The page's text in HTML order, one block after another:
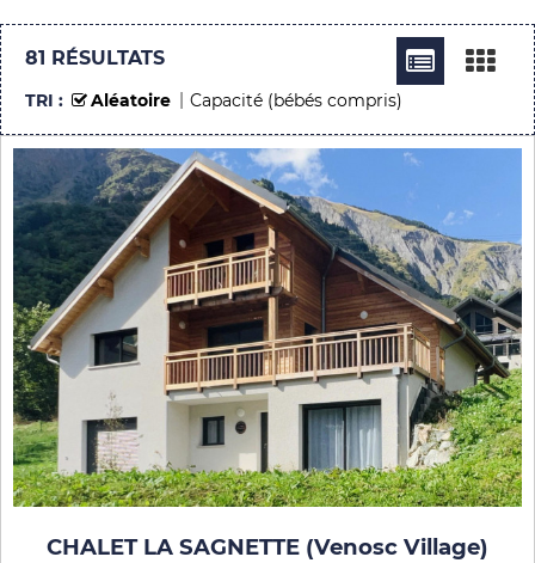
81 RÉSULTATS
TRI : Aléatoire Capacité (bébés compris)
CHALET LA SAGNETTE (Venosc Village)